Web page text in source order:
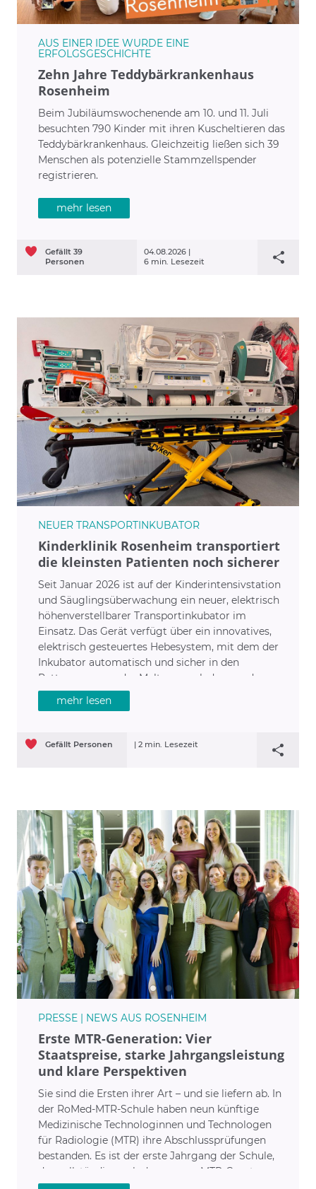
AUS EINER IDEE WURDE EINE
ERFOLGSGESCHICHTE
Zehn Jahre Teddybärkrankenhaus
Rosenheim
Beim Jubiläumswochenende am 10. und 11. Juli
besuchten 790 Kinder mit ihren Kuscheltieren das
Teddybärkrankenhaus. Gleichzeitig ließen sich 39
Menschen als potenzielle Stammzellspender
registrieren.
mehr lesen
04.08.2026 |
6 min. Lesezeit
Gefällt 39
Personen
NEUER TRANSPORTINKUBATOR
Kinderklinik Rosenheim transportiert
die kleinsten Patienten noch sicherer
Seit Januar 2026 ist auf der Kinderintensivstation
und Säuglingsüberwachung ein neuer, elektrisch
höhenverstellbarer Transportinkubator im
Einsatz. Das Gerät verfügt über ein innovatives,
elektrisch gesteuertes Hebesystem, mit dem der
Inkubator automatisch und sicher in den
Rettungswagen der Malteser verladen werden
kann.
mehr lesen
| 2 min. Lesezeit
Gefällt Personen
PRESSE | NEWS AUS ROSENHEIM
Erste MTR-Generation: Vier
Staatspreise, starke Jahrgangsleistung
und klare Perspektiven
Sie sind die Ersten ihrer Art – und sie liefern ab. In
der RoMed-MTR-Schule haben neun künftige
Medizinische Technologinnen und Technologen
für Radiologie (MTR) ihre Abschlussprüfungen
bestanden. Es ist der erste Jahrgang der Schule,
der vollständig nach dem neuen MTR-Gesetz